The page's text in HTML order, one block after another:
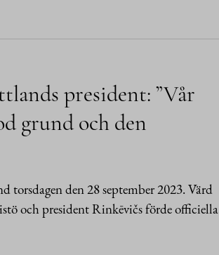
president: ”Vår
grund och den
torsdagen den 28 september 2023. Värd
och president Rinkēvičs förde officiella